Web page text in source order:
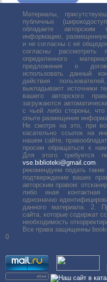
Материалы,
публичных
обладаете
информацию,
и не согласны с её
согласны рассмотреть
определенного
предложения о
использовать данный
действия
выкладывают источники
вашего авторского
загружаются
с чьей либо стороны,
опыте размещения
Не смотря на это, при
касательно ссылок на
нашем сайте,
просим обращаться к
Для этого требуется
vse.biblioteki@gmail.com.
рекомендуем подать
подтверждение ваших
авторским правом:
либо иная контактная
однозначно
данного материала. 2.
сайта, которые содержат
необходимость
Все права защищенны
0